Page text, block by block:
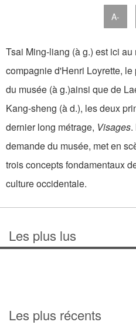
A-
Tsai Ming-liang (à g.) est ici
compagnie d'Henri Loyrette,
du musée (à g.)ainsi que de
Kang-sheng (à d.), les deux
dernier long métrage, Visages.
demande du musée, met en
trois concepts fondamentaux
culture occidentale.
Les plus lus
Les plus récents